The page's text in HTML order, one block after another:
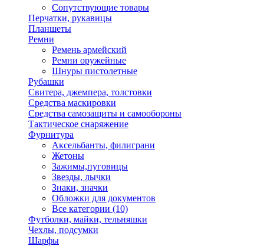
Сопутствующие товары
Перчатки, рукавицы
Планшеты
Ремни
Ремень армейский
Ремни оружейные
Шнуры пистолетные
Рубашки
Свитера, джемпера, толстовки
Средства маскировки
Средства самозащиты и самообороны
Тактическое снаряжение
Фурнитура
Аксельбанты, филиграни
Жетоны
Зажимы,пуговицы
Звезды, лычки
Знаки, значки
Обложки для документов
Все категории (10)
Футболки, майки, тельняшки
Чехлы, подсумки
Шарфы